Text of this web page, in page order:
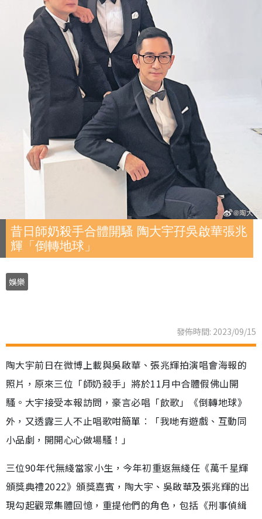
昔日師奶殺手合體開騷 陶大宇孖吳啟華張兆
輝「倒轉地球」
娛樂
發佈時間: 2023/09/15
陶大宇前日在微博上載與吳啟華、張兆輝拍演唱會海報的
照片，原來三位「師奶殺手」將於11月中合體假佛山開
騷。大宇接受本報訪問，豪言必唱「飲歌」《倒轉地球》
外，又透露三人不止唱歌咁簡單︰「我哋有遊戲、互動同
小品劇，開開心心做場騷！」
三位90年代無綫當家小生，今年初重返無綫任《萬千星輝
頒獎典禮2022》頒獎嘉賓，陶大宇、吳啟華及張兆輝的出
現勾起觀眾集體回憶，重提他們的角色，包括《刑事偵緝